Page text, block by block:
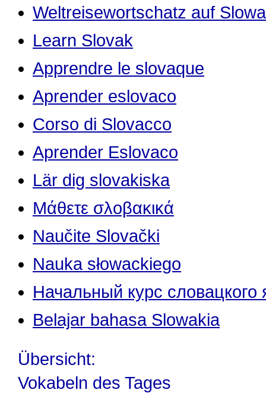
Weltreisewortschatz auf
Learn Slovak
Apprendre le slovaque
Aprender eslovaco
Corso di Slovacco
Aprender Eslovaco
Lär dig slovakiska
Μάθετε σλοβακικά
Naučite Slovački
Nauka słowackiego
Начальный курс словацкого
Belajar bahasa Slowakia
Übersicht:
Vokabeln des Tages